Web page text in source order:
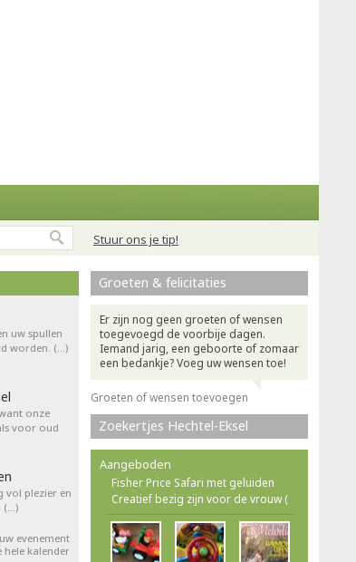
Stuur ons je tip!
uw spullen
worden. (…)
onze
voor oud
vol plezier en
(…)
evenement
hele kalender
Groeten & felicitaties
Er zijn nog geen groeten of wensen
toegevoegd de voorbije dagen.
Iemand jarig, een geboorte of zomaar
een bedankje? Voeg uw wensen toe!
Groeten of wensen toevoegen
Zoekertjes Hechtel-Eksel
Aangeboden
Fisher Price Safari met geluiden
Creatief bezig zijn voor de vrouw (